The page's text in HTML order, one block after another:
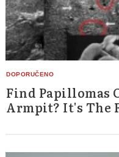
Find Papillomas
Armpit? It's The